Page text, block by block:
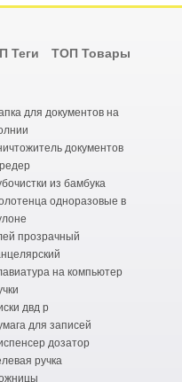
Теги
ТОП Товары
для документов на
документов
из бамбука
одноразовые в
прозрачный
на компьютер
двд р
для записей
дозатор
ручка